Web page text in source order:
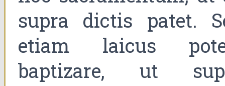
supra dictis patet.
etiam laicus
baptizare, ut